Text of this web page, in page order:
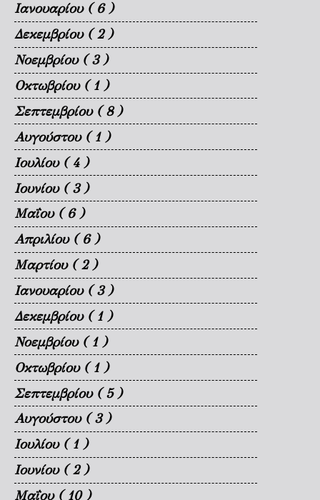
Ιανουαρίου ( 6 )
Δεκεμβρίου ( 2 )
Νοεμβρίου ( 3 )
Οκτωβρίου ( 1 )
Σεπτεμβρίου ( 8 )
Αυγούστου ( 1 )
Ιουλίου ( 4 )
Ιουνίου ( 3 )
Μαΐου ( 6 )
Απριλίου ( 6 )
Μαρτίου ( 2 )
Ιανουαρίου ( 3 )
Δεκεμβρίου ( 1 )
Νοεμβρίου ( 1 )
Οκτωβρίου ( 1 )
Σεπτεμβρίου ( 5 )
Αυγούστου ( 3 )
Ιουλίου ( 1 )
Ιουνίου ( 2 )
Μαΐου ( 10 )